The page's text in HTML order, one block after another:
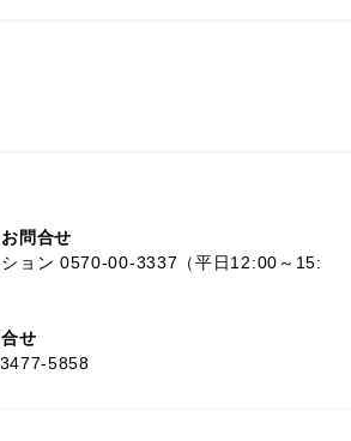
問合せ
ョン 0570-00-3337（平日12:00～15:
せ
5858